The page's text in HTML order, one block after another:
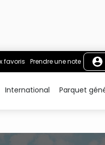
favoris Prendre une note
International Parquet